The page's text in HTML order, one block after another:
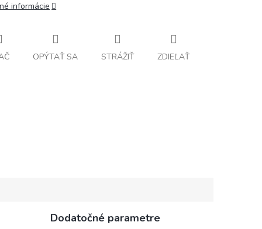
informácie
OPÝTAŤ SA STRÁŽIŤ ZDIEĽAŤ
Dodatočné parametre